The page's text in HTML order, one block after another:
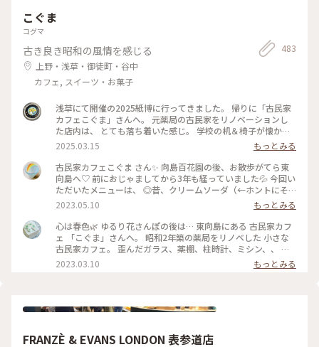
前 #カフェ #まだまだ #行きたいカフェが #いっぱい
こぐま
コグマ
古き良き昭和の風情を感じる
上野・浅草・御徒町・谷中
カフェ, スイーツ・お菓子
483
浅草にて開催の2025紙博に行ってきました。 帰りに「古民家
カフェこぐま」さんへ。 元薬局の古民家をリノベーションし
た店内は、 とても落ち着いた感じ。 学校の机＆椅子が懐かし
いかった！ 食事とスイーツで悩みましたが、 今回はランチ兼
ディナーとして焼きオムライス。 卵の下にチーズが入ってい
て、美味しかったです。 次はスイーツをいただきたいな〜 #曳
舟 #東向島 #古民家カフェ #スカイツリー
2025.03.15
もっとみる
古民家カフェこぐま さん✨ 向島百花園の後、お散歩がてら東
向島へ♡ 前におじゃましてから3年も経っていました💦 今回い
ただいたメニューは、 ◎昔、クリームソーダ（←ホントにそ
ういう名前） ◎焼きカレー ここに来ると頼みたくなるクリー
ムソーダ（笑） （前回も投稿していた😂） そしてお初の焼き
カレー旨しです！🍛 * 相変わらずレトロ感溢れ、ダウンライト
が落ち着きます。 ポイントカードをもらったので、 また訪問
したいと思います🧸💕 #こぐま #古民家カフェ #レトロ #もと
薬局 #ランチ #スイーツ食べてないよ #私のことりっぷ旅 #レ
トロな街 #ひとりカフェ部
2023.05.10
もっとみる
心は春色🌿 ゆるり花さんぽの後は… 東向島にある 古民家カフ
ェ 「こぐま」さんへ。 昭和2年築の薬局をリノベした 小さな
古民家カフェ。 歪んだガラス、薬棚、柱時計、ミシン、、 古
いものと、学校の机と椅子などなど… なんともノスタルジック
な店内で あんみつ玉と ジャスミン茶、 ショコラと珈琲のタル
た。 #心は春色#東向島#こぐま#古民家カフェ#東京カフェ#ゆ
2023.03.10 もっとみる
FRANZÈ & EVANS LONDON 表参道店